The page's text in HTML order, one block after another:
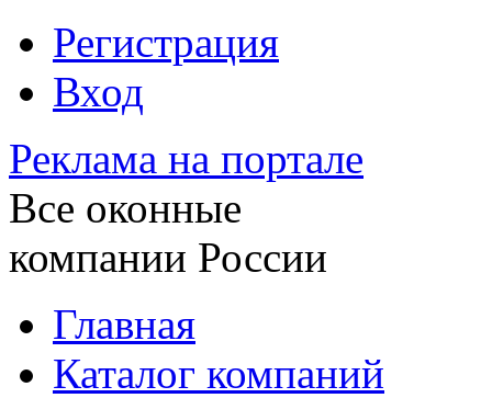
Регистрация
Вход
Реклама на портале
Все оконные
компании России
Главная
Каталог компаний